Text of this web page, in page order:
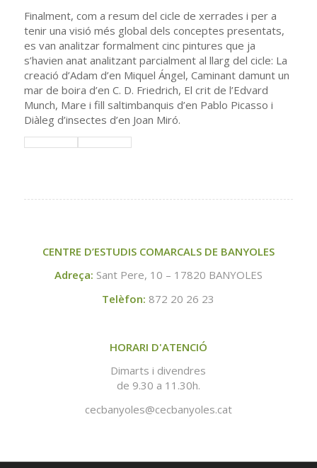
Finalment, com a resum del cicle de xerrades i per a
tenir una visió més global dels conceptes presentats,
es van analitzar formalment cinc pintures que ja
s’havien anat analitzant parcialment al llarg del cicle: La
creació d’Adam d’en Miquel Ángel, Caminant damunt un
mar de boira d’en C. D. Friedrich, El crit de l’Edvard
Munch, Mare i fill saltimbanquis d’en Pablo Picasso i
Diàleg d’insectes d’en Joan Miró.
CENTRE D’ESTUDIS COMARCALS DE BANYOLES
Adreça: Sant Pere, 10 – 17820 BANYOLES
Telèfon: 872 20 26 23
HORARI D'ATENCIÓ
Dimarts i divendres
de 9.30 a 11.30h.
cecbanyoles@cecbanyoles.cat